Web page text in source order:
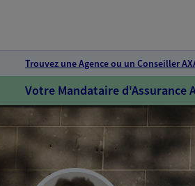
Trouvez une Agence ou un Conseiller
Votre Mandataire d'Assurance